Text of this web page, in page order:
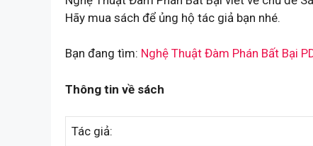
Hãy mua sách để ủng hộ tác giả bạn nhé.
Bạn đang tìm: Nghệ Thuật Đàm Phán Bất Bại
Thông tin về sách
Tác giả: